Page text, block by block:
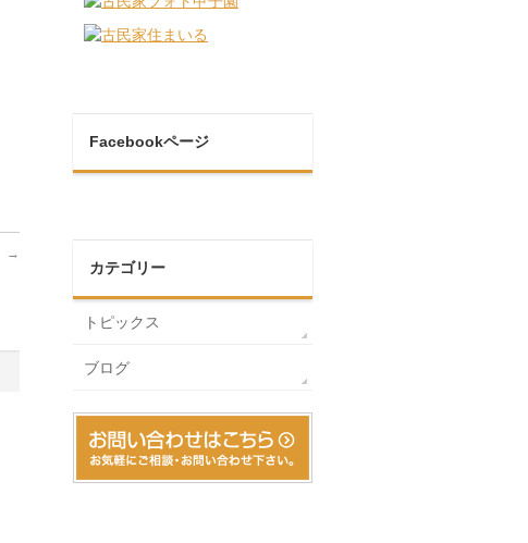
→
Facebookページ
カテゴリー
トピックス
ブログ